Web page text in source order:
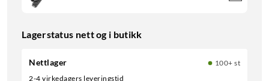
Lagerstatus nett og i butikk
Nettlager
100+ st
2-4 virkedagers leveringstid